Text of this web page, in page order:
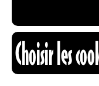
La Baraque
La Baraque -
Choisir les